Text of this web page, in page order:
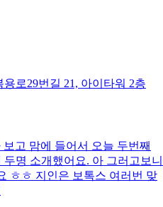
로29번길 21, 아이타워 2층
고 맘에 들어서 오늘 두번째
명 소개했어요. 아 그러고보니
ㅎㅎ 지인은 보톡스 여러번 맞